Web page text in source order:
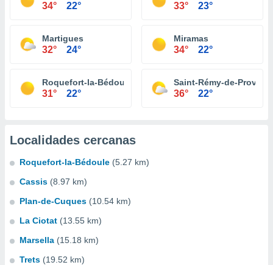
34° 22° 33° 23°
Martigues
32° 24°
Miramas
34° 22°
Roquefort-la-Bédoule
31° 22°
Saint-Rémy-de-
36° 22°
Localidades cercanas
Roquefort-la-Bédoule (5.27 km)
Cassis (8.97 km)
Plan-de-Cuques (10.54 km)
La Ciotat (13.55 km)
Marsella (15.18 km)
Trets (19.52 km)